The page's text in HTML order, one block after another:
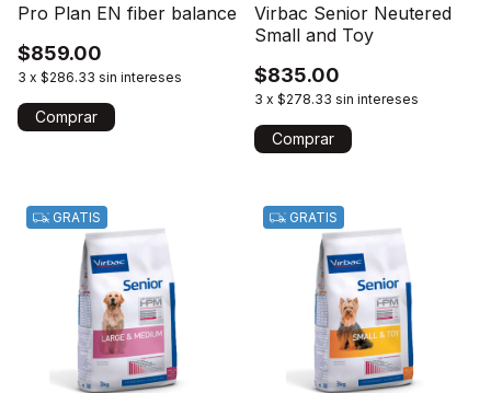
Pro Plan EN fiber balance
$859.00
3 x $286.33 sin intereses
Comprar
Virbac Senior Neutered
Small and Toy
$835.00
3 x $278.33 sin intereses
GRATIS GRATIS